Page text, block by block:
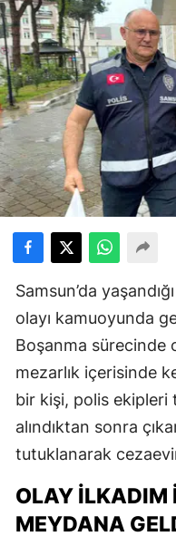
Samsun’da
olayı kamuoyunda
Boşanma sürecinde
mezarlık içerisinde
bir kişi, polis ekipleri
alındıktan sonra
tutuklanarak
OLAY İLKADIM
MEYDANA